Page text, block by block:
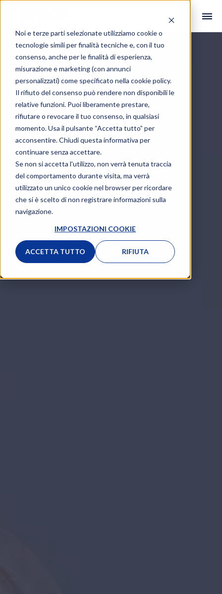
Noi e terze parti selezionate utilizziamo cookie o
tecnologie simili per finalità tecniche e, con il tuo
consenso, anche per le finalità di esperienza,
misurazione e marketing (con annunci
personalizzati) come specificato nella cookie policy.
Il rifiuto del consenso può rendere non disponibili le
relative funzioni. Puoi liberamente prestare,
rifiutare o revocare il tuo consenso, in qualsiasi
momento. Usa il pulsante “Accetta tutto” per
acconsentire. Chiudi questa informativa per
continuare senza accettare.
Se non si accetta l'utilizzo, non verrà tenuta traccia
del comportamento durante visita, ma verrà
utilizzato un unico cookie nel browser per ricordare
che si è scelto di non registrare informazioni sulla
navigazione.
IMPOSTAZIONI COOKIE
ACCETTA TUTTO RIFIUTA